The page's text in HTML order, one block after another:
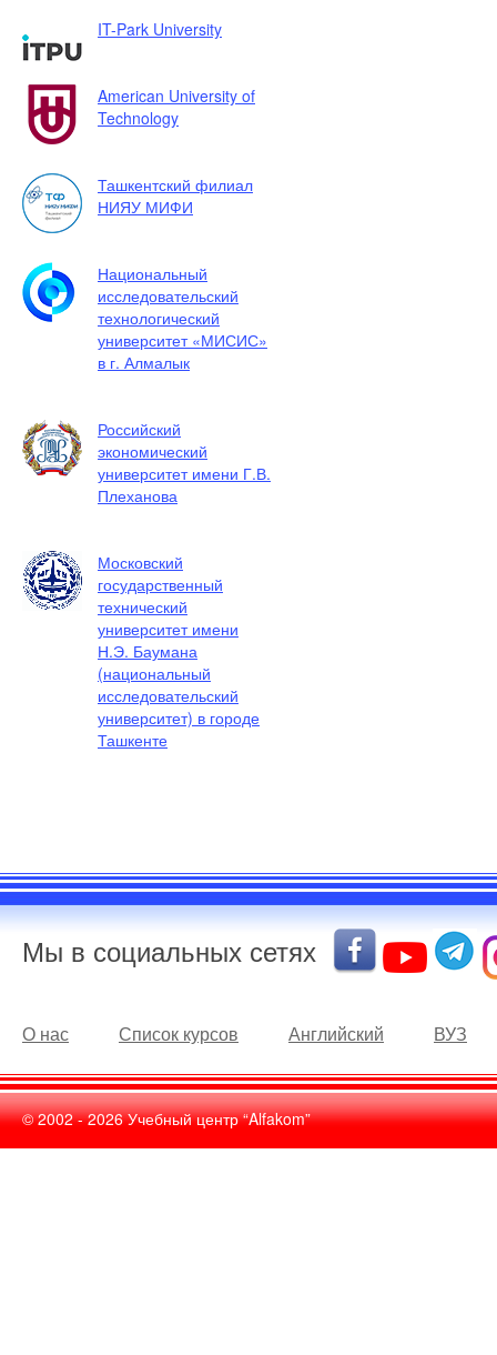
IT-Park University
American University of
Technology
Ташкентский филиал
НИЯУ МИФИ
Национальный
исследовательский
технологический
университет «МИСИС»
в г. Алмалык
Российский
экономический
университет имени Г.В.
Плеханова
Московский
государственный
технический
университет имени
Н.Э. Баумана
(национальный
исследовательский
университет) в городе
Ташкенте
Мы в социальных сетях
О нас Список курсов Английский ВУЗ
© 2002 -2026Учебный центр “Alfakom”